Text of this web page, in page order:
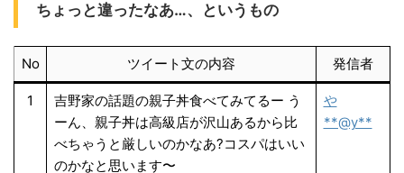
ちょっと違ったなあ…、というもの
No ツイート文の内容 発信者
1
吉野家の話題の親子丼食べてみてるー う
ーん、親子丼は高級店が沢山あるから比
べちゃうと厳しいのかなあ?コスパはいい
のかなと思います〜
や
**@y**